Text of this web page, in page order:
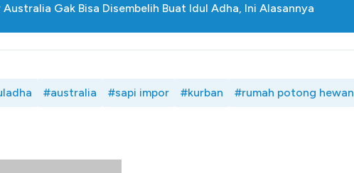
Australia Gak Bisa Disembelih Buat Idul Adha, Ini Alasannya
#australia #sapi impor #kurban #rumah potong hewan